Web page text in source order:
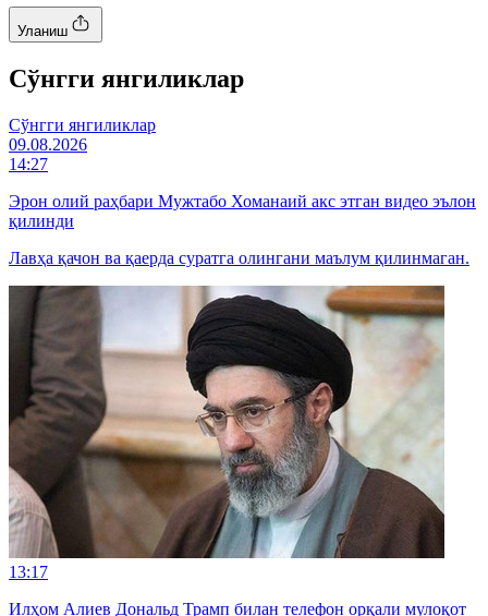
Уланиш
Cўнгги янгиликлар
Cўнгги янгиликлар
09.08.2026
14:27
Эрон олий раҳбари Мужтабо Хоманаий акс этган видео эълон
қилинди
Лавҳа қачон ва қаерда суратга олингани маълум қилинмаган.
13:17
Илҳом Алиев Дональд Трамп билан телефон орқали мулоқот